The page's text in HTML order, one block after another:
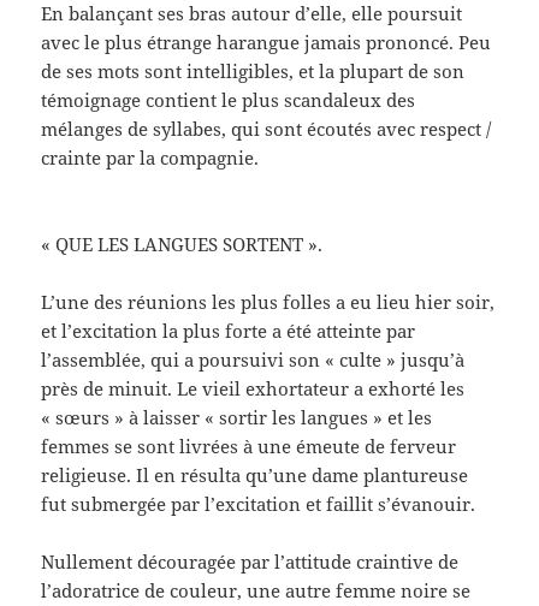
En balançant ses bras autour d’elle, elle poursuit
avec le plus étrange harangue jamais prononcé. Peu
de ses mots sont intelligibles, et la plupart de son
témoignage contient le plus scandaleux des
mélanges de syllabes, qui sont écoutés avec respect /
crainte par la compagnie.
« QUE LES LANGUES SORTENT ».
L’une des réunions les plus folles a eu lieu hier soir,
et l’excitation la plus forte a été atteinte par
l’assemblée, qui a poursuivi son « culte » jusqu’à
près de minuit. Le vieil exhortateur a exhorté les
« sœurs » à laisser « sortir les langues » et les
femmes se sont livrées à une émeute de ferveur
religieuse. Il en résulta qu’une dame plantureuse
fut submergée par l’excitation et faillit s’évanouir.
Nullement découragée par l’attitude craintive de
l’adoratrice de couleur, une autre femme noire se